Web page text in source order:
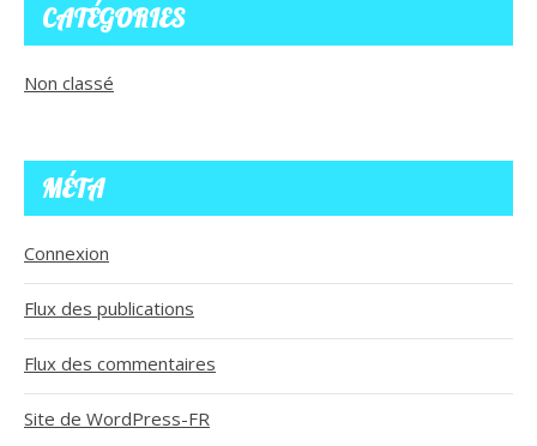
CATÉGORIES
Non classé
MÉTA
Connexion
Flux des publications
Flux des commentaires
Site de WordPress-FR